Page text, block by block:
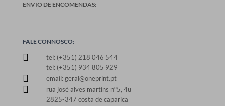
ENVIO DE ENCOMENDAS:
FALE CONNOSCO:

tel: (+351) 218 046 544
tel: (+351) 934 805 929
 email: geral@oneprint.pt

rua josé alves martins nº5, 4u
2825-347 costa de caparica